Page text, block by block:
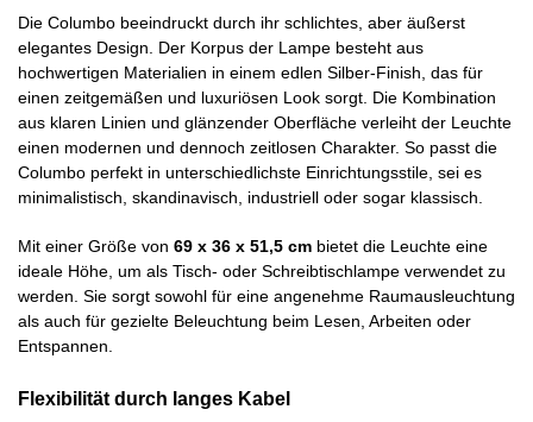
Die Columbo beeindruckt durch ihr schlichtes, aber äußerst
elegantes Design. Der Korpus der Lampe besteht aus
hochwertigen Materialien in einem edlen Silber-Finish, das für
einen zeitgemäßen und luxuriösen Look sorgt. Die Kombination
aus klaren Linien und glänzender Oberfläche verleiht der Leuchte
einen modernen und dennoch zeitlosen Charakter. So passt die
Columbo perfekt in unterschiedlichste Einrichtungsstile, sei es
minimalistisch, skandinavisch, industriell oder sogar klassisch.
Mit einer Größe von 69 x 36 x 51,5 cm bietet die Leuchte eine
ideale Höhe, um als Tisch- oder Schreibtischlampe verwendet zu
werden. Sie sorgt sowohl für eine angenehme Raumausleuchtung
als auch für gezielte Beleuchtung beim Lesen, Arbeiten oder
Entspannen.
Flexibilität durch langes Kabel